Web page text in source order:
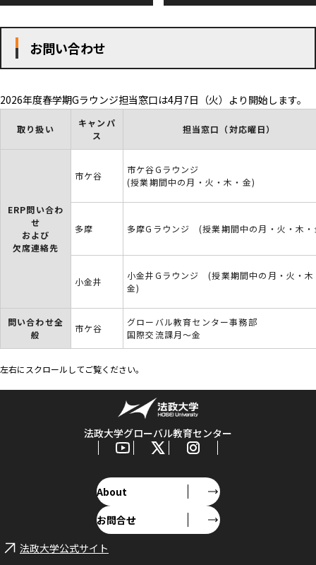
お問い合わせ
2026年度春学期Gラウンジ担当窓口は4月7日（火）より開始します。
取り扱い
キャンパ
ス
担当窓口（対応曜日）
ERP問い合わ
せ
および
欠席連絡先
市ケ谷
市ケ谷Gラウンジ
(授業期間中の月・火・木・金)
多摩 多摩Gラウンジ (授業期間中の月・火・木
小金井
小金井Gラウンジ (授業期間中の月・火・木
金)
問い合わせ全
般
市ケ谷
グローバル教育センター事務部
国際交流課月～金
左右にスクロールしてご覧ください。
法政大学グローバル教育センター
About
お問合せ
法政大学公式サイト